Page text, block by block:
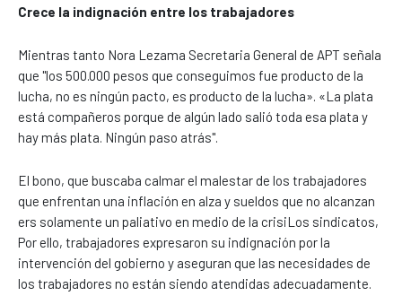
Crece la indignación entre los trabajadores
Mientras tanto Nora Lezama Secretaria General de APT señala
que "los 500.000 pesos que conseguimos fue producto de la
lucha, no es ningún pacto, es producto de la lucha». «La plata
está compañeros porque de algún lado salió toda esa plata y
hay más plata. Ningún paso atrás".
El bono, que buscaba calmar el malestar de los trabajadores
que enfrentan una inflación en alza y sueldos que no alcanzan
ers solamente un paliativo en medio de la crisiLos sindicatos,
Por ello, trabajadores expresaron su indignación por la
intervención del gobierno y aseguran que las necesidades de
los trabajadores no están siendo atendidas adecuadamente.